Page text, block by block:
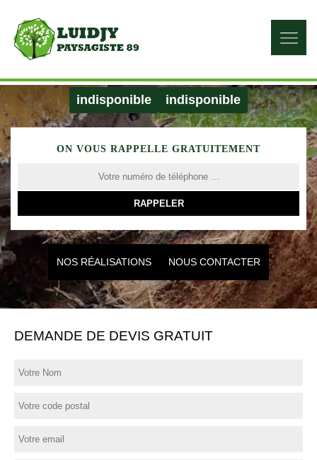
indisponible indisponible
ON VOUS RAPPELLE GRATUITEMENT
NOS RÉALISATIONS NOUS CONTACTER
DEMANDE DE DEVIS GRATUIT